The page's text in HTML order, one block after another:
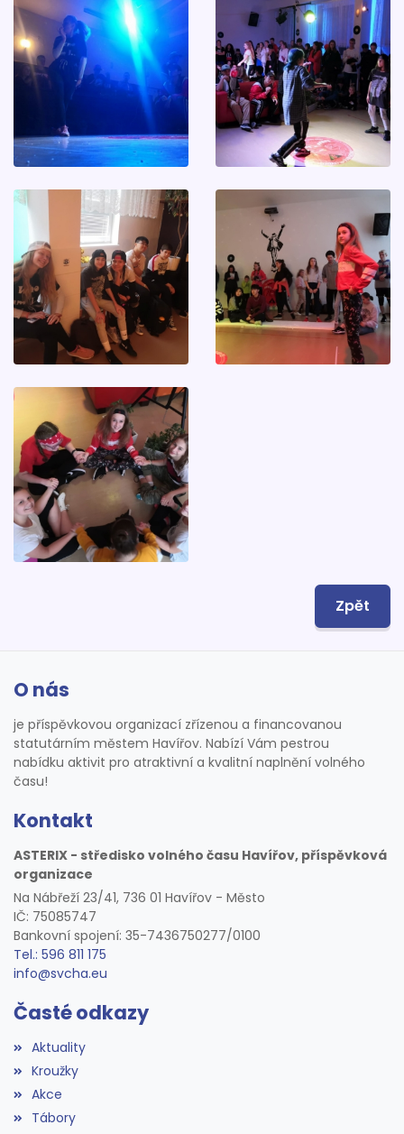
Zpět
O nás
je příspěvkovou organizací zřízenou a financovanou
statutárním městem Havířov. Nabízí Vám pestrou
nabídku aktivit pro atraktivní a kvalitní naplnění volného
času!
Kontakt
ASTERIX - středisko volného času Havířov, příspěvková
organizace
Na Nábřeží 23/41, 736 01 Havířov - Město
IČ: 75085747
Bankovní spojení: 35-7436750277/0100
Tel.: 596 811 175
info@svcha.eu
Časté odkazy
Aktuality
Kroužky
Akce
Tábory